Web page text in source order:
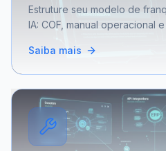
Estruture seu modelo de
IA: COF, manual operacional
Saiba mais